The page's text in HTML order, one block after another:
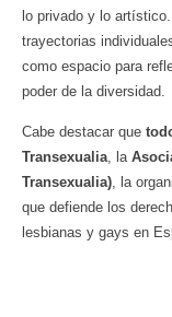
lo privado y lo
trayectorias
como espacio para
poder de la diversidad.
Cabe destacar que
Transexualia, la
Transexualia), la
que defiende los
lesbianas y gays en